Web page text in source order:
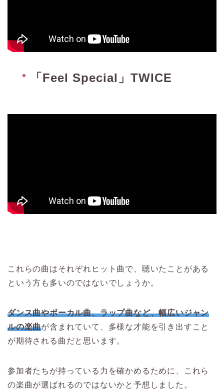
「Feel Special」TWICE
これらの曲はそれぞれヒット曲で、聴いたことがある
という方も多いのではないでしょうか。
ダンス曲やボーカル曲、ラップ曲など、幅広いジャン
ルの楽曲が含まれていて、多様な才能を引き出すこと
が期待される曲だと思います。
参加者たちが持っている力を確かめるために、これら
の楽曲が選ばれるのではないかと予想しました。